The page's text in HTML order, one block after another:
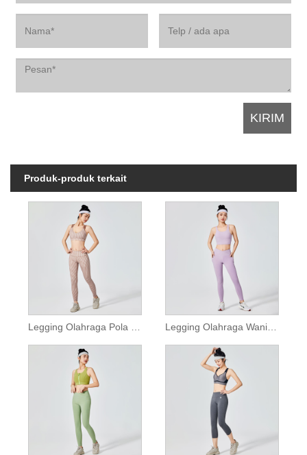
Produk-produk terkait